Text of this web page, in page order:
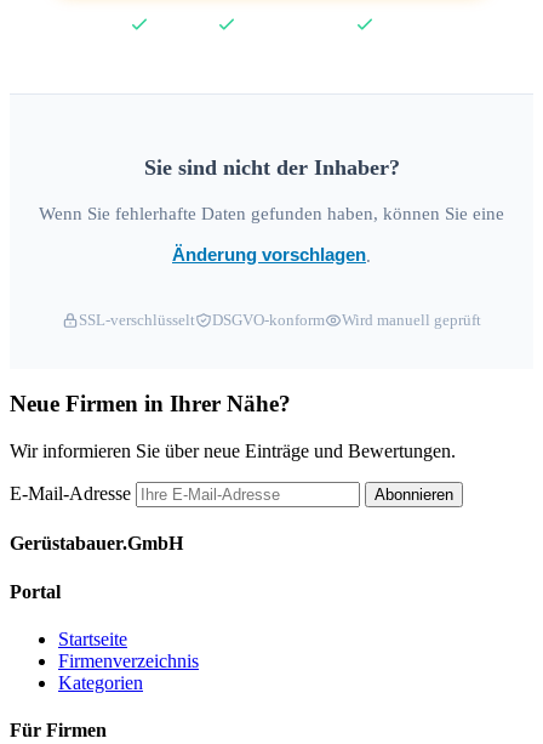
Sie sind nicht der Inhaber?
Wenn Sie fehlerhafte Daten gefunden haben, können Sie eine
Änderung vorschlagen
SSL-verschlüsselt DSGVO-konform Wird manuell geprüft
Neue Firmen in Ihrer Nähe?
Wir informieren Sie über neue Einträge und Bewertungen.
E-Mail-Adresse Abonnieren
Gerüstabauer.GmbH
Portal
Startseite
Firmenverzeichnis
Kategorien
Für Firmen